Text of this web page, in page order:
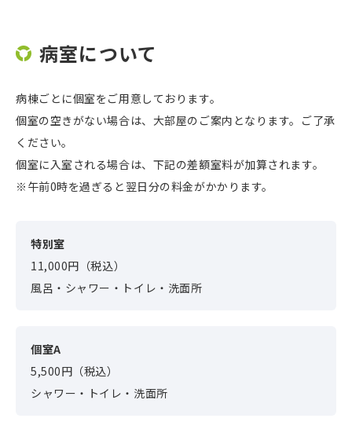
病室について
病棟ごとに個室をご用意しております。
個室の空きがない場合は、大部屋のご案内となります。ご了承
ください。
個室に入室される場合は、下記の差額室料が加算されます。
※午前0時を過ぎると翌日分の料金がかかります。
特別室
11,000円（税込）
風呂・シャワー・トイレ・洗面所
個室A
5,500円（税込）
シャワー・トイレ・洗面所